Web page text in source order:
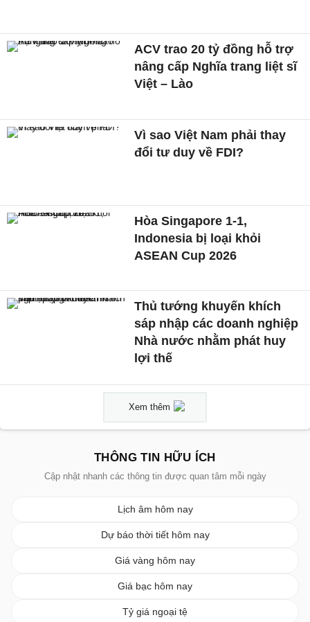
ACV trao 20 tỷ đồng hỗ trợ
nâng cấp Nghĩa trang liệt sĩ
Việt – Lào
Vì sao Việt Nam phải thay
đổi tư duy về FDI?
Hòa Singapore 1-1,
Indonesia bị loại khỏi
ASEAN Cup 2026
Thủ tướng khuyến khích
sáp nhập các doanh nghiệp
Nhà nước nhằm phát huy
lợi thế
Xem thêm
THÔNG TIN HỮU ÍCH
Cập nhật nhanh các thông tin được quan tâm mỗi ngày
Lịch âm hôm nay
Dự báo thời tiết hôm nay
Giá vàng hôm nay
Giá bạc hôm nay
Tỷ giá ngoại tệ